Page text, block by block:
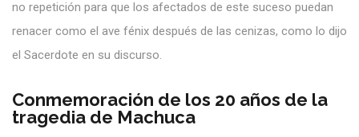
no repetición para que los afectados de este suceso puedan
renacer como el ave fénix después de las cenizas, como lo dijo
el Sacerdote en su discurso.
Conmemoración de los 20 años de la
tragedia de Machuca